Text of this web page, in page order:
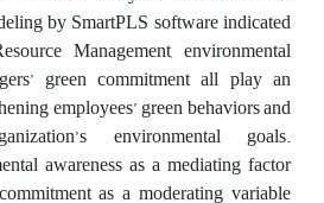
by SmartPLS software indicated
Management, environmental
green commitment all play an
employees’ green behaviors and
environmental goals.
awareness as a mediating factor
as a moderating variable